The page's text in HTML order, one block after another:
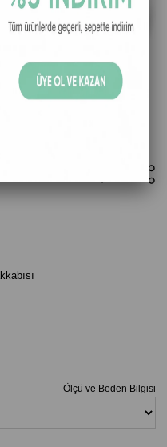
Koşu
Ölçü ve Beden Bilgisi